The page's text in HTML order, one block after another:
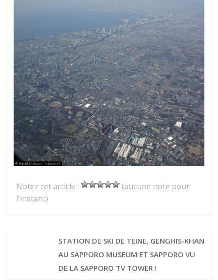
Notez cet article :
(aucune note pour
l'instant)
STATION DE SKI DE TEINE, GENGHIS-KHAN
AU SAPPORO MUSEUM ET SAPPORO VU
DE LA SAPPORO TV TOWER !